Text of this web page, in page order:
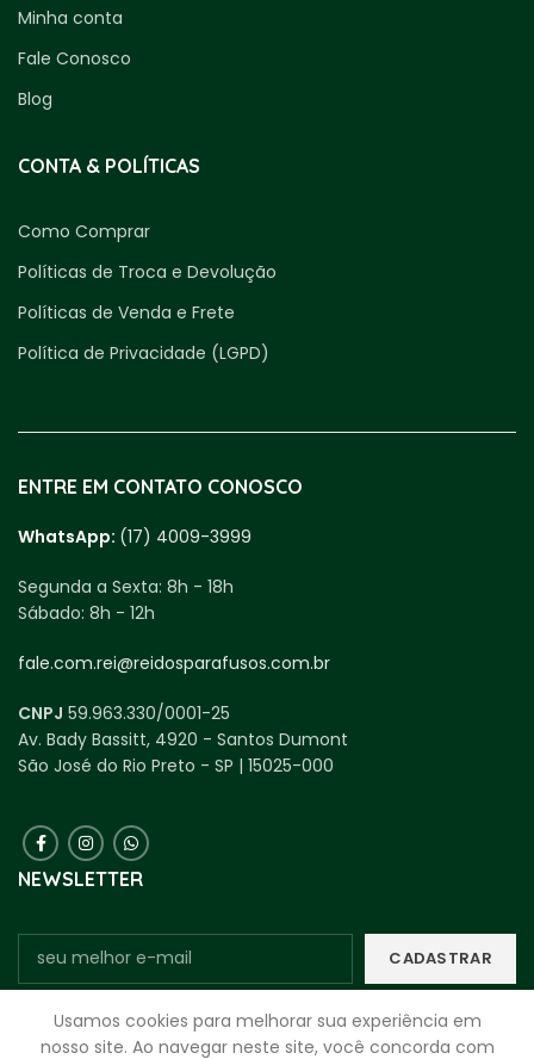
Minha conta
Fale Conosco
Blog
CONTA & POLÍTICAS
Como Comprar
Políticas de Troca e Devolução
Políticas de Venda e Frete
Política de Privacidade (LGPD)
ENTRE EM CONTATO CONOSCO
WhatsApp: (17) 4009-3999
Segunda a Sexta: 8h - 18h
Sábado: 8h - 12h
fale.com.rei@reidosparafusos.com.br
CNPJ 59.963.330/0001-25
Av. Bady Bassitt, 4920 - Santos Dumont
São José do Rio Preto - SP | 15025-000
NEWSLETTER
Assine nosso boletim informativo para receber ofertas de descontos
Usamos cookies para melhorar sua experiência em
nosso site. Ao navegar neste site, você concorda com